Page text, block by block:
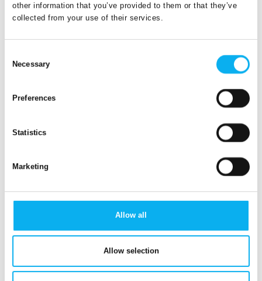
other information that you’ve provided to them or that they’ve
collected from your use of their services.
Selection
Necessary
Preferences
Statistics
Marketing
Allow all
Allow selection
Startups